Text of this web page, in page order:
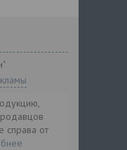
справа от